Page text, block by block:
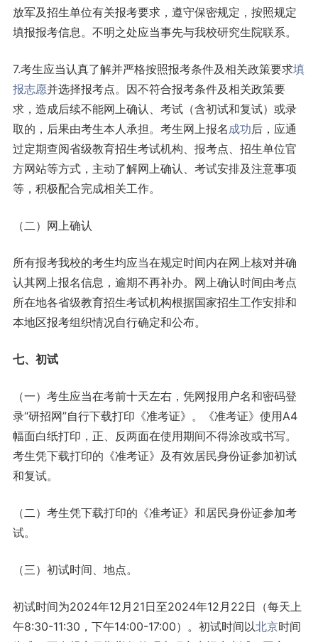
放军及招生单位有关报考要求，遵守保密规定，按照规定
填报报考信息。不明之处应当事先与我校研究生院联系。
7.考生应当认真了解并严格按照报考条件及相关政策要求填
报志愿并选择报考点。因不符合报考条件及相关政策要
求，造成后续不能网上确认、考试（含初试和复试）或录
取的，后果由考生本人承担。考生网上报名 成功后，应通
过定期查阅省级教育招生考试机构、报考点、招生单位官
方网站等方式，主动了解网上确认、考试安排及注意事项
等，积极配合完成相关工作。
（二）网上确认
所有报考我校的考生均应当在规定时间内在网上核对并确
认其网上报名信息，逾期不再补办。网上确认时间由考点
所在地各省级教育招生考试机构根据国家招生工作安排和
本地区报考组织情况自行确定和公布。
七、初试
（一）考生应当在考前十天左右，凭网报用户名和密码登
录“研招网”自行下载打印《准考证》。《准考证》使用A4
幅面白纸打印，正、反两面在使用期间不得涂改或书写。
考生凭下载打印的《准考证》及有效居民身份证参加初试
和复试。
（二）考生凭下载打印的《准考证》和居民身份证参加考
试。
（三）初试时间、地点。
初试时间为2024年12月21日至2024年12月22日（每天上
午8:30-11:30，下午14:00-17:00）。初试时间以北京时间